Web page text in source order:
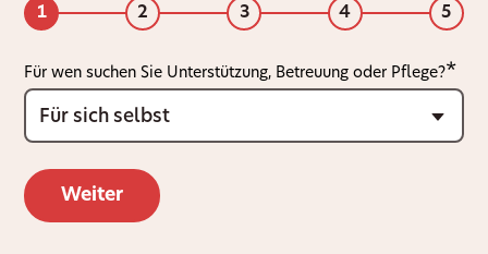
1 2 3 4 5
Für wen suchen Sie Unterstützung, Betreuung oder Pflege?